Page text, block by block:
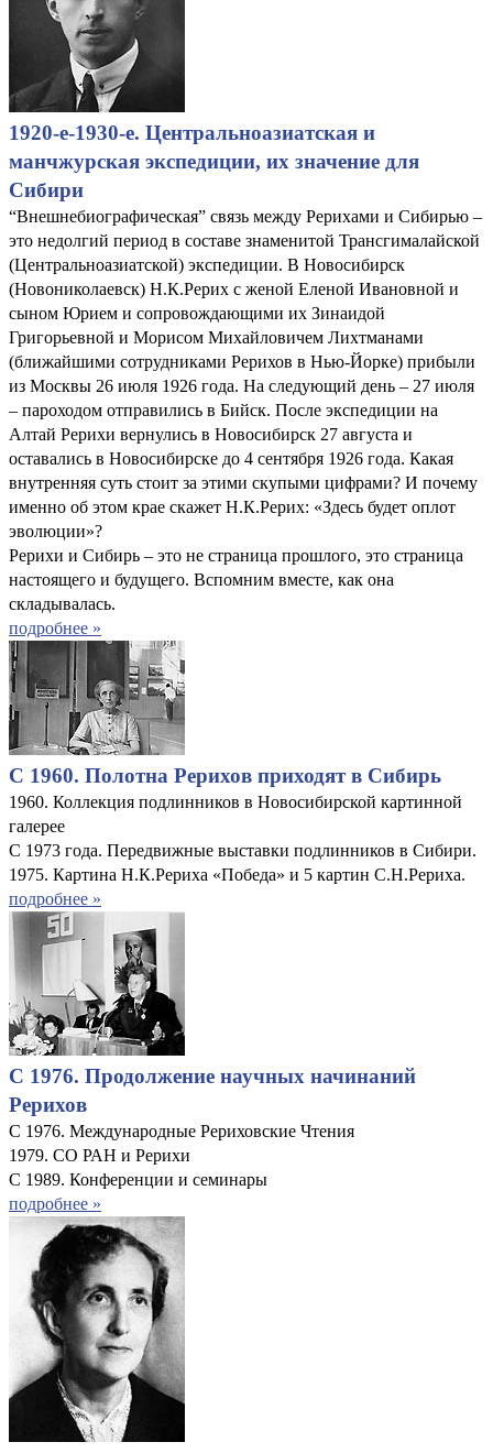
1920-е-1930-е. Центральноазиатская и
манчжурская экспедиции, их значение для
Сибири
“Внешнебиографическая” связь между Рерихами и Сибирью –
это недолгий период в составе знаменитой Трансгималайской
(Центральноазиатской) экспедиции. В Новосибирск
(Новониколаевск) Н.К.Рерих с женой Еленой Ивановной и
сыном Юрием и сопровождающими их Зинаидой
Григорьевной и Морисом Михайловичем Лихтманами
(ближайшими сотрудниками Рерихов в Нью-Йорке) прибыли
из Москвы 26 июля 1926 года. На следующий день – 27 июля
– пароходом отправились в Бийск. После экспедиции на
Алтай Рерихи вернулись в Новосибирск 27 августа и
оставались в Новосибирске до 4 сентября 1926 года. Какая
внутренняя суть стоит за этими скупыми цифрами? И почему
именно об этом крае скажет Н.К.Рерих: «Здесь будет оплот
эволюции»?
Рерихи и Сибирь – это не страница прошлого, это страница
настоящего и будущего. Вспомним вместе, как она
складывалась.
подробнее »
С 1960. Полотна Рерихов приходят в Сибирь
1960. Коллекция подлинников в Новосибирской картинной
галерее
С 1973 года. Передвижные выставки подлинников в Сибири.
1975. Картина Н.К.Рериха «Победа» и 5 картин С.Н.Рериха.
подробнее »
С 1976. Продолжение научных начинаний
Рерихов
С 1976. Международные Рериховские Чтения
1979. СО РАН и Рерихи
С 1989. Конференции и семинары
подробнее »